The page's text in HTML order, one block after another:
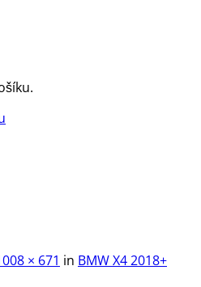
× 671 in BMW X4 2018+